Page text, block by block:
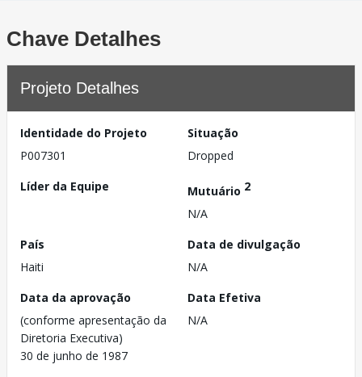
Chave Detalhes
Projeto Detalhes
Identidade do Projeto
P007301
Situação
Dropped
Líder da Equipe
Mutuário 2
N/A
País
Haiti
Data de divulgação
N/A
Data da aprovação
(conforme apresentação da
Diretoria Executiva)
30 de junho de 1987
Data Efetiva
N/A